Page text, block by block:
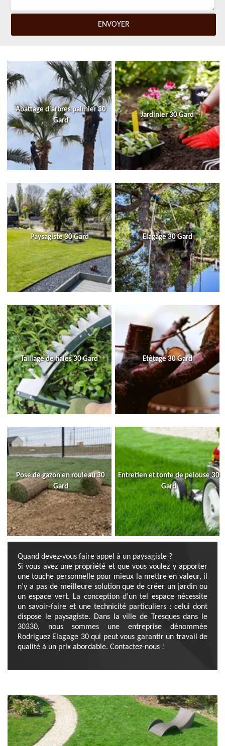
Abattage d'arbres palmier 30
Gard
Jardinier 30 Gard
Paysagiste 30 Gard Elagage 30 Gard
Taillage de haies 30 Gard Etêtage 30 Gard
Pose de gazon en rouleau 30
Gard
Entretien et tonte de pelouse 30
Gard
Quand devez-vous faire appel à un paysagiste ?
Si vous avez une propriété et que vous voulez y apporter
une touche personnelle pour mieux la mettre en valeur, il
n’y a pas de meilleure solution que de créer un jardin ou
un espace vert. La conception d’un tel espace nécessite
un savoir-faire et une technicité particuliers : celui dont
dispose le paysagiste. Dans la ville de Tresques dans le
30330, nous sommes une entreprise dénommée
Rodriguez Elagage 30 qui peut vous garantir un travail de
qualité à un prix abordable. Contactez-nous !